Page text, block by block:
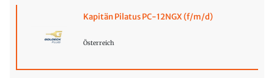
Kapitän Pilatus PC-12NGX (f/m/d)
Österreich